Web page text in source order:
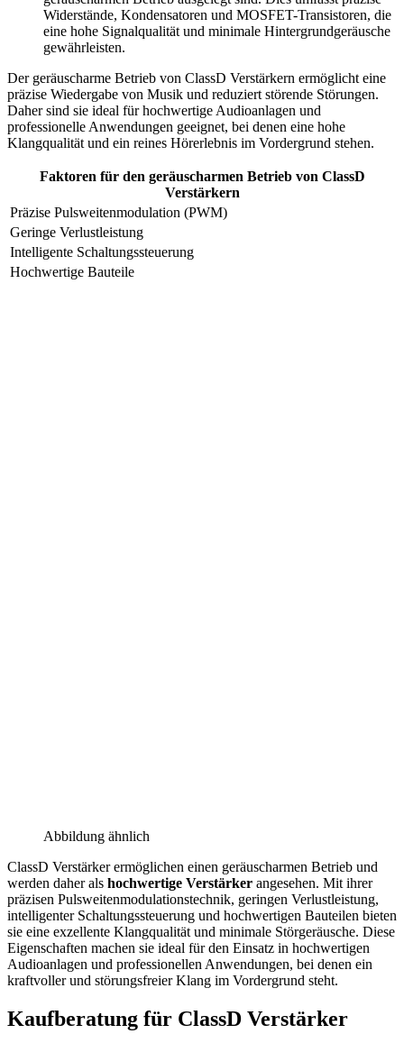
Widerstände, Kondensatoren und MOSFET-Transistoren, die
eine hohe Signalqualität und minimale Hintergrundgeräusche
gewährleisten.
Der geräuscharme Betrieb von ClassD Verstärkern ermöglicht eine
präzise Wiedergabe von Musik und reduziert störende Störungen.
Daher sind sie ideal für hochwertige Audioanlagen und
professionelle Anwendungen geeignet, bei denen eine hohe
Klangqualität und ein reines Hörerlebnis im Vordergrund stehen.
Faktoren für den geräuscharmen Betrieb von ClassD
Verstärkern
Präzise Pulsweitenmodulation (PWM)
Geringe Verlustleistung
Intelligente Schaltungssteuerung
Hochwertige Bauteile
Abbildung ähnlich
ClassD Verstärker ermöglichen einen geräuscharmen Betrieb und
werden daher als hochwertige Verstärker angesehen. Mit ihrer
präzisen Pulsweitenmodulationstechnik, geringen Verlustleistung,
intelligenter Schaltungssteuerung und hochwertigen Bauteilen bieten
sie eine exzellente Klangqualität und minimale Störgeräusche. Diese
Eigenschaften machen sie ideal für den Einsatz in hochwertigen
Audioanlagen und professionellen Anwendungen, bei denen ein
kraftvoller und störungsfreier Klang im Vordergrund steht.
Kaufberatung für ClassD Verstärker